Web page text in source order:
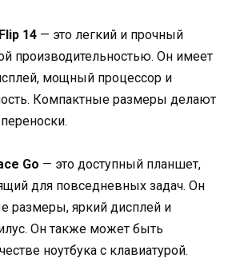
14 — это легкий и прочный
производительностью. Он имеет
мощный процессор и
Компактные размеры делают
Go — это доступный планшет,
для повседневных задач. Он
размеры, яркий дисплей и
Он также может быть
ноутбука с клавиатурой.